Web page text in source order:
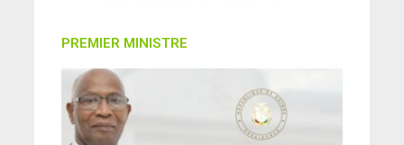
PREMIER MINISTRE